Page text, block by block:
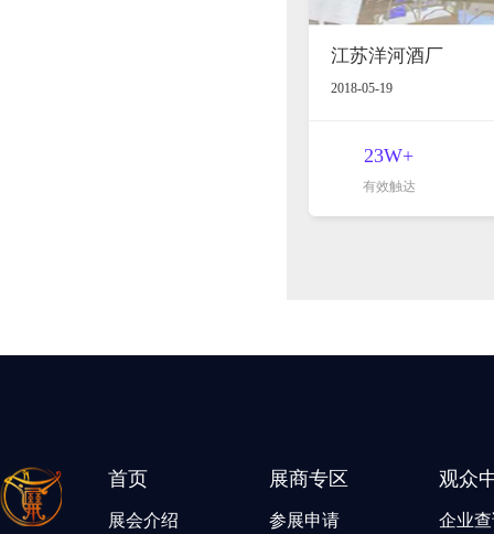
江苏洋河酒厂
2018-05-19
23W+
有效触达
首页
展会介绍
展商专区
参展申请
观众
企业